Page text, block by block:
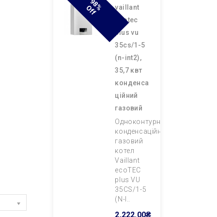
9
8
% O
F
F
vaillant
ecotec
plus vu
35cs/1-5
(n-int2),
35,7 квт
конденса
ційний
газовий
Одноконтурний
конденсаційний
газовий
котел
Vaillant
ecoTEC
plus VU
35CS/1-5
(N-I..
2,222.00₴